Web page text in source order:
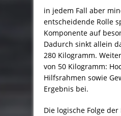
in jedem Fall aber
entscheidende Rolle
Komponente auf
Dadurch sinkt allein
280 Kilogramm.
von 50 Kilogramm:
Hilfsrahmen sowie
Ergebnis bei.
Die logische Folge